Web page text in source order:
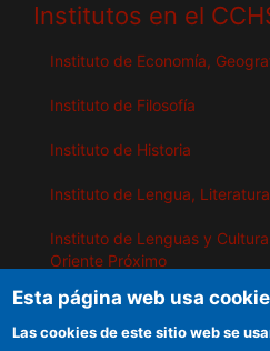
Institutos en el
Instituto de Economía,
Instituto de Filosofía
Instituto de Historia
Instituto de Lengua,
Instituto de Lenguas y
Oriente Próximo
Instituto de Políticas y Bienes
Esta página web usa
Las cookies de este sitio web se